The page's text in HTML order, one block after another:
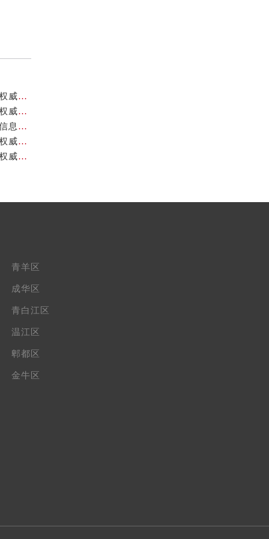
成都天梭官方售后服务中心｜最新维修地址与客服电话权威信息公示（2026年7月最新）
成都天梭官方售后服务中心｜全部网点地址与售后热线权威信息公示（2026年7月最新）
成都天梭官方售后服务中心｜最新电话和网点地址权威信息公示（2026年7月最新）
成都天梭官方售后服务中心｜官方地址及售后热线电话权威信息公示（2026年7月最新）
成都天梭官方售后服务中心｜官方电话及详细维修地址权威信息公示（2026年7月最新）
青羊区
成华区
青白江区
温江区
郫都区
金牛区